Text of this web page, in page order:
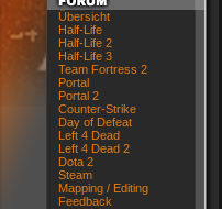
Übersicht
Half-Life
Half-Life 2
Half-Life 3
Team Fortress 2
Portal
Portal 2
Counter-Strike
Day of Defeat
Left 4 Dead
Left 4 Dead 2
Dota 2
Steam
Mapping / Editing
Feedback